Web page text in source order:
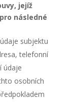
jejíž
následné
subjektu
telefonní
údaje
osobních